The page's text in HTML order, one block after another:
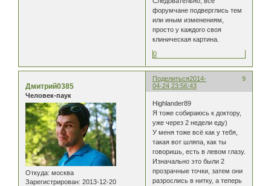
форумчане подверглись тем
или иным изменениям,
просто у каждого своя
клиническая картина.
0
Поделиться 9
2014-
04-24 23:56:43
Дмитрий0385
Человек-паук
Откуда: москва
Зарегистрирован: 2013-12-20
Highlander89
Я тоже собираюсь к доктору,
уже через 2 недели еду)
У меня тоже всё как у тебя,
такая вот шляпа, как ты
говоришь, есть в левом глазу.
Изначально это были 2
прозрачные точки, затем они
разрослись в нитку, а теперь